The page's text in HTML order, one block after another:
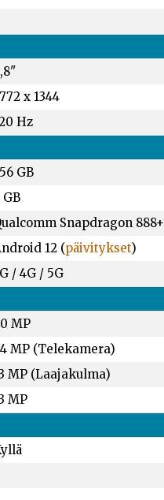
x 1344
Hz
GB
GB
Snapdragon 888+
12 (päivitykset)
/ 4G / 5G
MP
MP (Telekamera)
MP (Laajakulma)
MP